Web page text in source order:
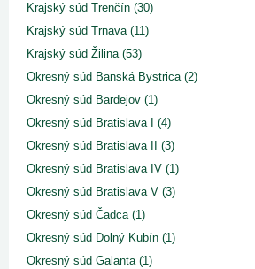
Krajský súd Trenčín (30)
Krajský súd Trnava (11)
Krajský súd Žilina (53)
Okresný súd Banská Bystrica (2)
Okresný súd Bardejov (1)
Okresný súd Bratislava I (4)
Okresný súd Bratislava II (3)
Okresný súd Bratislava IV (1)
Okresný súd Bratislava V (3)
Okresný súd Čadca (1)
Okresný súd Dolný Kubín (1)
Okresný súd Galanta (1)